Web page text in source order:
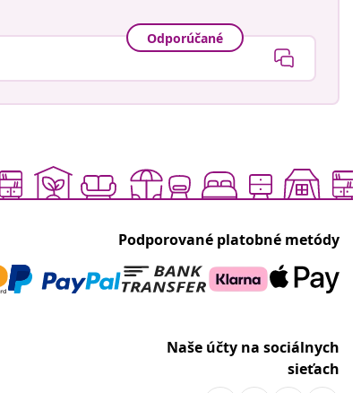
Odporúčané
Podporované platobné metódy
Naše účty na sociálnych
sieťach